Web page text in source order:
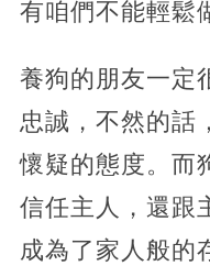
有咱們不能輕鬆
養狗的朋友一定
忠誠，不然的話
懷疑的態度。而
信任主人，還跟
成為了家人般的